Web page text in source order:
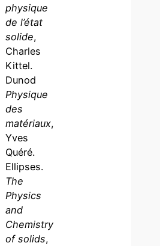
physique
de l’état
solide,
Charles
Kittel.
Dunod
Physique
des
matériaux,
Yves
Quéré.
Ellipses.
The
Physics
and
Chemistry
of solids,